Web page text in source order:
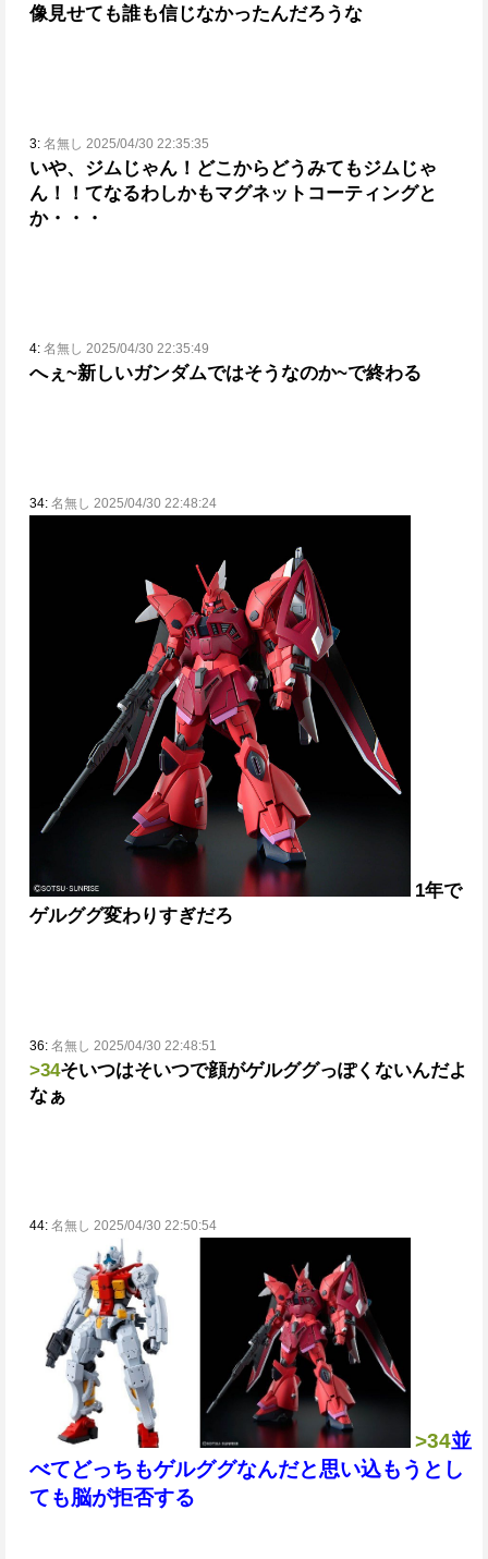
像見せても誰も信じなかったんだろうな
3: 名無し 2025/04/30 22:35:35
いや、ジムじゃん！ どこからどうみてもジムじゃ
ん！！ てなるわしかもマグネットコーティングと
か・・・
4: 名無し 2025/04/30 22:35:49
へぇ~新しいガンダムではそうなのか~で終わる
34: 名無し 2025/04/30 22:48:24
1年で
ゲルググ変わりすぎだろ
36: 名無し 2025/04/30 22:48:51
>34そいつはそいつで顔がゲルググっぽくないんだよ
なぁ
44: 名無し 2025/04/30 22:50:54
>34並
べてどっちもゲルググなんだと思い込もうとし
ても脳が拒否する